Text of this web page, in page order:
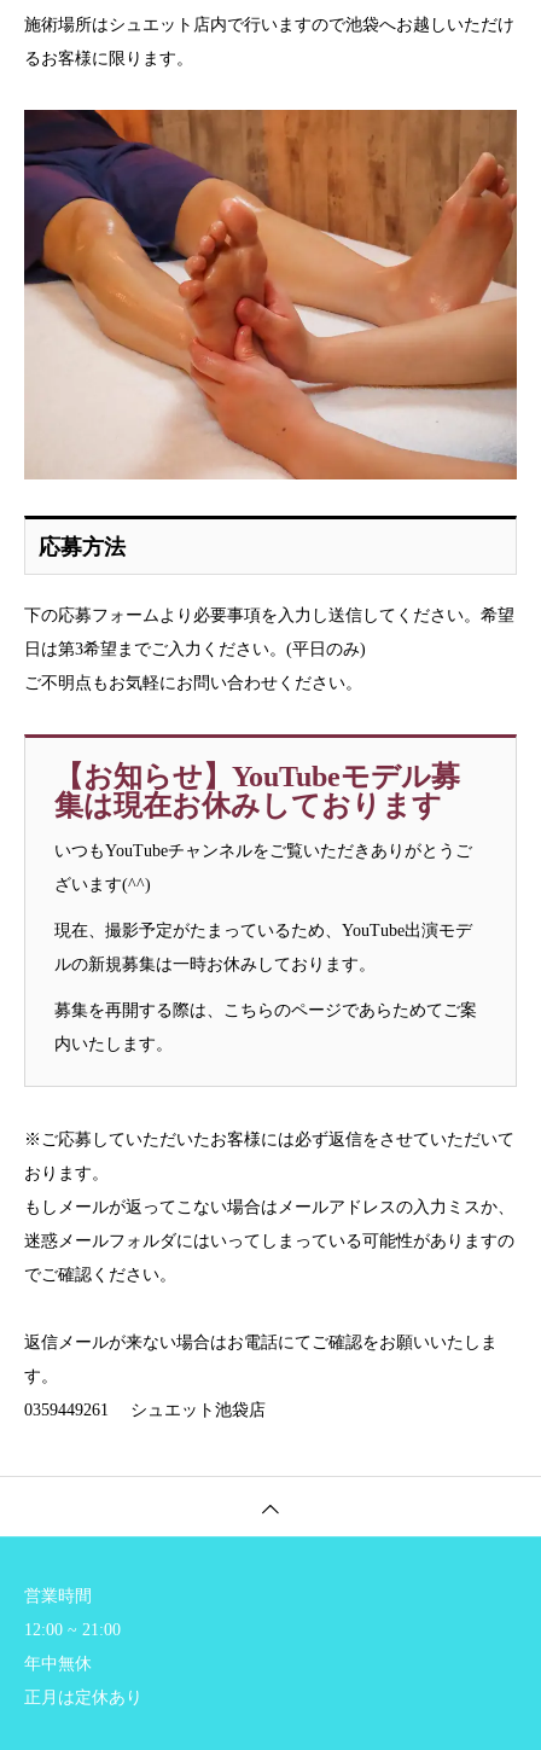
施術場所はシュエット店内で行いますので池袋へお越しいただけ
るお客様に限ります。
応募方法
下の応募フォームより必要事項を入力し送信してください。希望
日は第3希望までご入力ください。(平日のみ)
ご不明点もお気軽にお問い合わせください。
【お知らせ】YouTubeモデル募
集は現在お休みしております
いつもYouTubeチャンネルをご覧いただきありがとうご
ざいます(^^)
現在、撮影予定がたまっているため、YouTube出演モデ
ルの新規募集は一時お休みしております。
募集を再開する際は、こちらのページであらためてご案
内いたします。
※ご応募していただいたお客様には必ず返信をさせていただいて
おります。
もしメールが返ってこない場合はメールアドレスの入力ミスか、
迷惑メールフォルダにはいってしまっている可能性がありますの
でご確認ください。
返信メールが来ない場合はお電話にてご確認をお願いいたしま
す。
0359449261 シュエット池袋店
営業時間
12:00 ~ 21:00
年中無休
正月は定休あり